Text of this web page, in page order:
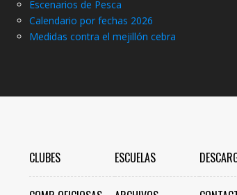
Escenarios de Pesca
Calendario por fechas 2026
Medidas contra el mejillón cebra
CLUBES ESCUELAS